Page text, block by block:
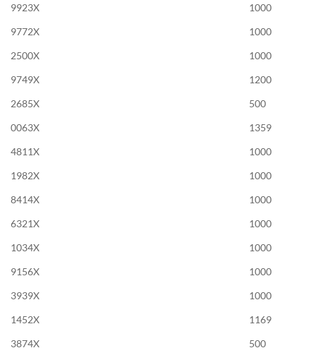
9923X
1000
9772X
1000
2500X
1000
9749X
1200
2685X
500
0063X
1359
4811X
1000
1982X
1000
8414X
1000
6321X
1000
1034X
1000
9156X
1000
3939X
1000
1452X
1169
3874X
500